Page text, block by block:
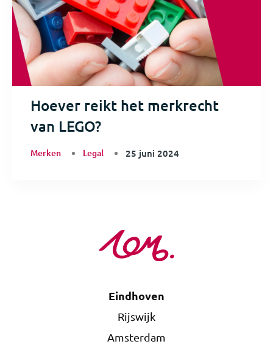
Hoever reikt het merkrecht
van LEGO?
Merken Legal 25 juni 2024
Eindhoven
Rijswijk
Amsterdam